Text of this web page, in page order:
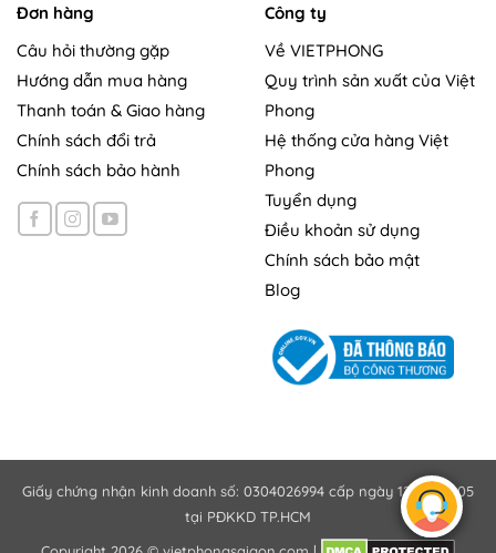
Đơn hàng
Câu hỏi thường gặp
Hướng dẫn mua hàng
Thanh toán & Giao hàng
Chính sách đổi trả
Chính sách bảo hành
Công ty
Về VIETPHONG
Quy trình sản xuất của Việt
Phong
Hệ thống cửa hàng Việt
Phong
Tuyển dụng
Điều khoản sử dụng
Chính sách bảo mật
Blog
Giấy chứng nhận kinh doanh số: 0304026994 cấp ngày 12/10/2005
tại PĐKKD TP.HCM